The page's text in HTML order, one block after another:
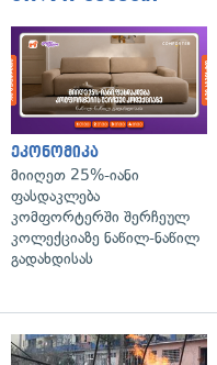
ეკონომიკა
მიიღეთ 25%-იანი
ფასდაკლება
კომფორტერში შერჩეულ
კოლექციაზე ნაწილ-ნაწილ
გადახდისას